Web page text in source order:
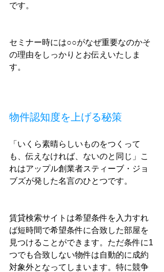
です。
セミナー時には○○がなぜ重要なのかそ
の理由をしっかりとお伝えいたしま
す。
物件認知度を上げる秘策
「いくら素晴らしいものをつくって
も、伝えなければ、ないのと同じ」こ
れはアップル創業者スティーブ・ジョ
ブズが発した名言のひとつです。
賃貸検索サイトは希望条件を入力すれ
ば短時間で希望条件に合致した部屋を
見つけることができます。ただ条件に1
つでも合致しない物件は自動的に成約
対象外となってしまいます。特に競争